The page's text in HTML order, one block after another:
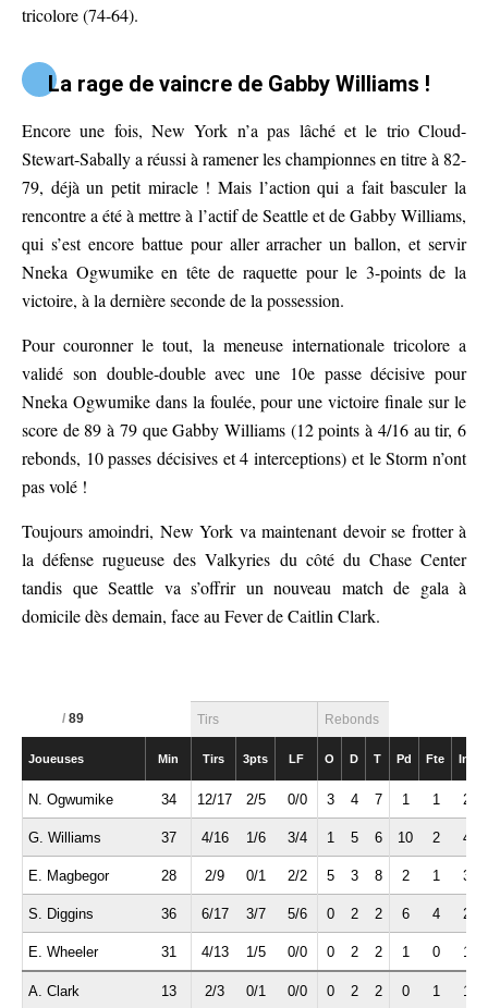
tricolore (74-64).
La rage de vaincre de Gabby Williams !
Encore une fois, New York n’a pas lâché et le trio Cloud-
Stewart-Sabally a réussi à ramener les championnes en titre à 82-
79, déjà un petit miracle ! Mais l’action qui a fait basculer la
rencontre a été à mettre à l’actif de Seattle et de Gabby Williams,
qui s’est encore battue pour aller arracher un ballon, et servir
Nneka Ogwumike en tête de raquette pour le 3-points de la
victoire, à la dernière seconde de la possession.
Pour couronner le tout, la meneuse internationale tricolore a
validé son double-double avec une 10e passe décisive pour
Nneka Ogwumike dans la foulée, pour une victoire finale sur le
score de 89 à 79 que Gabby Williams (12 points à 4/16 au tir, 6
rebonds, 10 passes décisives et 4 interceptions) et le Storm n’ont
pas volé !
Toujours amoindri, New York va maintenant devoir se frotter à
la défense rugueuse des Valkyries du côté du Chase Center
tandis que Seattle va s’offrir un nouveau match de gala à
domicile dès demain, face au Fever de Caitlin Clark.
/ 89 Tirs Rebonds
Joueuses Min Tirs 3pts LF O D T Pd Fte Int
N. Ogwumike 34 12/17 2/5 0/0 3 4 7 1 1 2
G. Williams 37 4/16 1/6 3/4 1 5 6 10 2 4
E. Magbegor 28 2/9 0/1 2/2 5 3 8 2 1 3
S. Diggins 36 6/17 3/7 5/6 0 2 2 6 4 2
E. Wheeler 31 4/13 1/5 0/0 0 2 2 1 0 1
A. Clark 13 2/3 0/1 0/0 0 2 2 0 1 1